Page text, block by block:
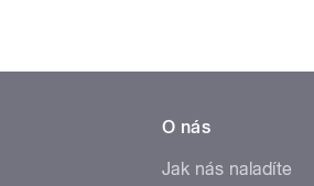
O nás
Jak nás naladíte